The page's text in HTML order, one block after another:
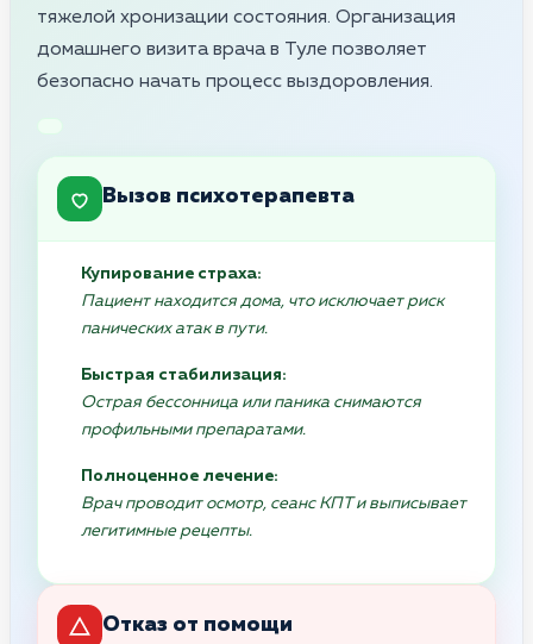
тяжелой хронизации состояния. Организация
домашнего визита врача в Туле позволяет
безопасно начать процесс выздоровления.
Вызов психотерапевта
Купирование страха:
Пациент находится дома, что исключает риск
панических атак в пути.
Быстрая стабилизация:
Острая бессонница или паника снимаются
профильными препаратами.
Полноценное лечение:
Врач проводит осмотр, сеанс КПТ и выписывает
легитимные рецепты.
Отказ от помощи